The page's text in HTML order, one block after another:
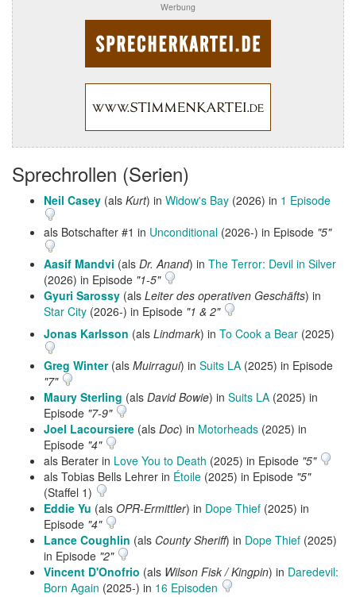
Werbung
Sprechrollen (Serien)
Neil Casey (als Kurt) in Widow's Bay (2026) in 1 Episode
als Botschafter #1 in Unconditional (2026-) in Episode "5"
Aasif Mandvi (als Dr. Anand) in The Terror: Devil in Silver
(2026) in Episode "1-5"
Gyuri Sarossy (als Leiter des operativen Geschäfts) in
Star City (2026-) in Episode "1 & 2"
Jonas Karlsson (als Lindmark) in To Cook a Bear (2025)
Greg Winter(als Muirragui) in Suits LA (2025) in Episode
"7"
Maury Sterling (als David Bowie) in Suits LA (2025) in
Episode "7-9"
Joel Lacoursiere (als Doc) in Motorheads (2025) in
Episode "4"
als Berater in Love You to Death (2025) in Episode "5"
als Tobias Bells Lehrer in Étoile (2025) in Episode "5"
(Staffel 1)
Eddie Yu (als OPR-Ermittler) in Dope Thief (2025) in
Episode "4"
Lance Coughlin (als County Sheriff) in Dope Thief (2025)
in Episode "2"
Vincent D'Onofrio (als Wilson Fisk / Kingpin) in Daredevil:
Born Again (2025-) in 16 Episoden